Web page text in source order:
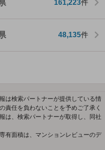
161,223件
48,135件
は検索パートナーが提供している情
責任を負わないことを予めご了承く
は、検索パートナーが取得し、同社
有面積は、マンションレビューのデ